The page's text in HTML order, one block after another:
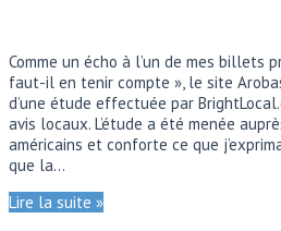
Comme un écho à l’un de mes billets
faut-il en tenir compte », le site
d’une étude effectuée par
avis locaux. L’étude a été menée
américains et conforte ce que
que la…
Lire la suite »